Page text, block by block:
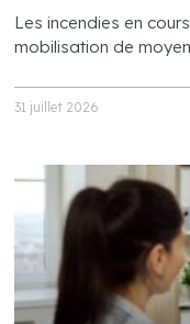
Les incendies en
mobilisation de
31 juillet 2026